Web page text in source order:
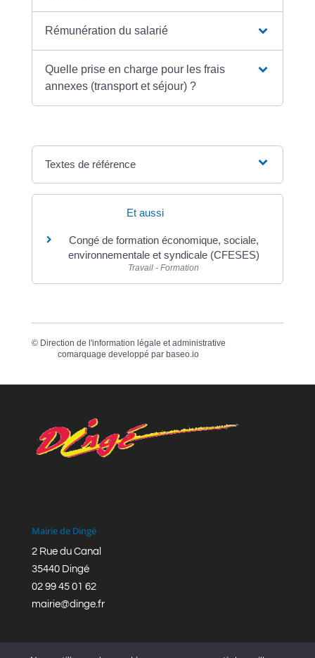
Rémunération du salarié
Quelle prise en charge pour les frais
annexes (transport et séjour) ?
Textes de référence
Et aussi
Congé de formation économique, sociale,
environnementale et syndicale (CFESES)
Travail - Formation
© Direction de l'information légale et administrative
comarquage developpé parbaseo.io
Mairie de Dingé
2 Rue du Canal
35440 Dingé
02 99 45 01 62
mairie@dinge.fr